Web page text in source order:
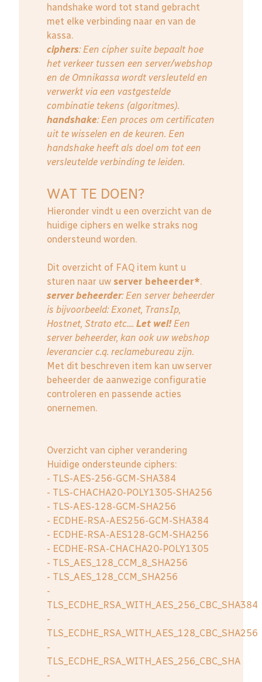
handshake word tot stand gebracht
met elke verbinding naar en van de
kassa.
ciphers: Een cipher suite bepaalt hoe
het verkeer tussen een server/webshop
en de Omnikassa wordt versleuteld en
verwerkt via een vastgestelde
combinatie tekens (algoritmes).
handshake: Een proces om certificaten
uit te wisselen en de keuren. Een
handshake heeft als doel om tot een
versleutelde verbinding te leiden.
WAT TE DOEN?
Hieronder vindt u een overzicht van de
huidige ciphers en welke straks nog
ondersteund worden.
Dit overzicht of FAQ item kunt u
sturen naar uw server beheerder*.
server beheerder: Een server beheerder
is bijvoorbeeld: Exonet, TransIp,
Hostnet, Strato etc.... Let wel!Een
server beheerder, kan ook uw webshop
leverancier c.q. reclamebureau zijn.
Met dit beschreven item kan uw server
beheerder de aanwezige configuratie
controleren en passende acties
onernemen.
Overzicht van cipher verandering
Huidige ondersteunde ciphers:
- TLS-AES-256-GCM-SHA384
- TLS-CHACHA20-POLY1305-SHA256
- TLS-AES-128-GCM-SHA256
- ECDHE-RSA-AES256-GCM-SHA384
- ECDHE-RSA-AES128-GCM-SHA256
- ECDHE-RSA-CHACHA20-POLY1305
- TLS_AES_128_CCM_8_SHA256
- TLS_AES_128_CCM_SHA256
-
TLS_ECDHE_RSA_WITH_AES_256_CBC_SHA384
-
TLS_ECDHE_RSA_WITH_AES_128_CBC_SHA256
-
TLS_ECDHE_RSA_WITH_AES_256_CBC_SHA
-